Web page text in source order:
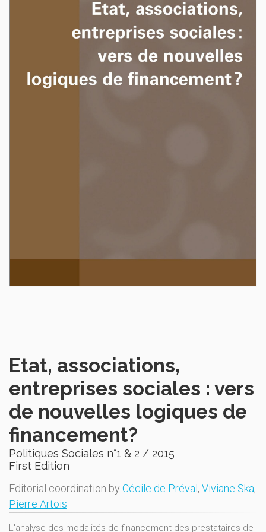
Etat, associations,
entreprises sociales : vers
de nouvelles logiques de
financement?
Politiques Sociales n°1 & 2 / 2015
First Edition
Editorial coordination by Cécile de Préval , Viviane Ska,
Pierre Artois
L'analyse des modalités de financement des prestataires de